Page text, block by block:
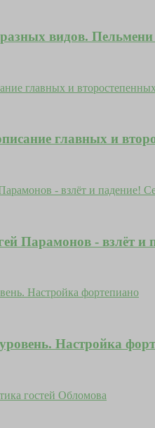
видов.
главных и
Парамонов - взлёт
Настройка